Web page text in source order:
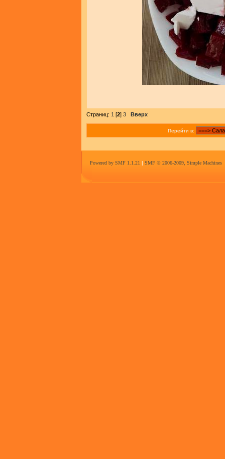
Страниц: 1 [2] 3 Вверх
Перейти в:
Powered by SMF 1.1.21 | SMF © 2006-2009, Simple Machines